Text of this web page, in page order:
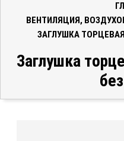
ВЕНТИЛЯЦИЯ,
ЗАГЛУШКА
Заглушка